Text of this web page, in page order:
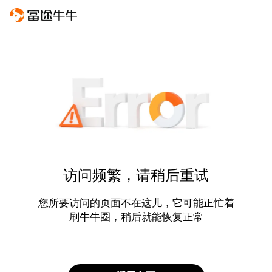
访问频繁，请稍后重试
您所要访问的页面不在这儿，它可能正忙着
刷牛牛圈，稍后就能恢复正常